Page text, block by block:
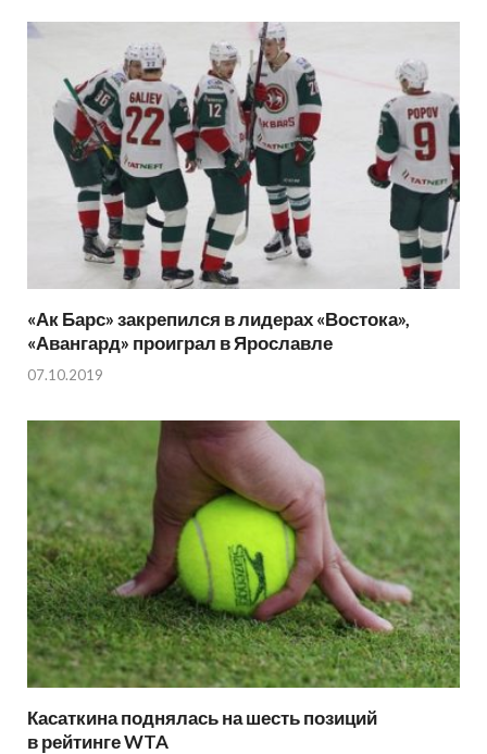
«Ак Барс» закрепился в лидерах «Востока»,
«Авангард» проиграл в Ярославле
07.10.2019
Касаткина поднялась на шесть позиций
в рейтинге WTA